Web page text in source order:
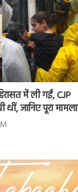
में ली गईं, CJP
जानिए पूरा मामला